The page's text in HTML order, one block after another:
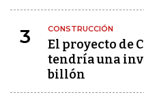
3 CONSTRUCCIÓN
El proyecto de
tendría una
billón